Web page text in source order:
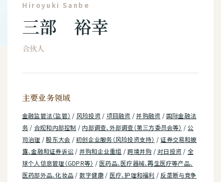
Hiroyuki Sanbe
三部 裕幸
合伙人
主要业务领域
金融监管法（监管） / 风险投资 / 项目融资 /并购融资 /国际金融法
务 / 合规和内部控制 / 内部调查、外部调查（第三方委员会等） / 公
司治理 /股东大会 /初创企业服务（风险投资支持） /证券交易和披
露、金融和证券诉讼 / 并购和企业重组 / 跨境并购 /对日投资 / 全
球个人信息管理（GDPR等） / 医药品、医疗器械、再生医疗等产品、
医药部外品、化妆品 / 数字健康/ 医疗、护理和福利 / 反垄断与竞争